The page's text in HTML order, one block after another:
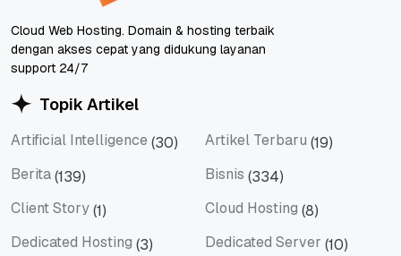
Cloud Web Hosting. Domain & hosting terbaik
dengan akses cepat yang didukung layanan
support 24/7
Topik Artikel
Artificial Intelligence (30) Artikel Terbaru (19)
Berita(139) Bisnis (334)
Client Story(1) Cloud Hosting (8)
Dedicated Hosting (3) Dedicated Server (10)